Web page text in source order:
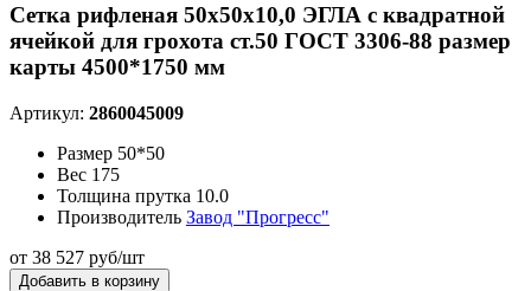
Сетка рифленая 50х50х10,0 ЭГЛА с квадратной
ячейкой для грохота ст.50 ГОСТ 3306-88 размер
карты 4500*1750 мм
Артикул: 2860045009
Размер 50*50
Вес 175
Толщина прутка 10.0
Производитель Завод "Прогресс"
от 38 527 руб/шт
Добавить в корзину